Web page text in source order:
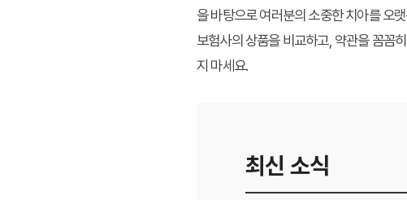
을 바탕으로 여러분의 소중한 치아를 오
보험사의 상품을 비교하고, 약관을 꼼꼼
지 마세요.
최신 소식